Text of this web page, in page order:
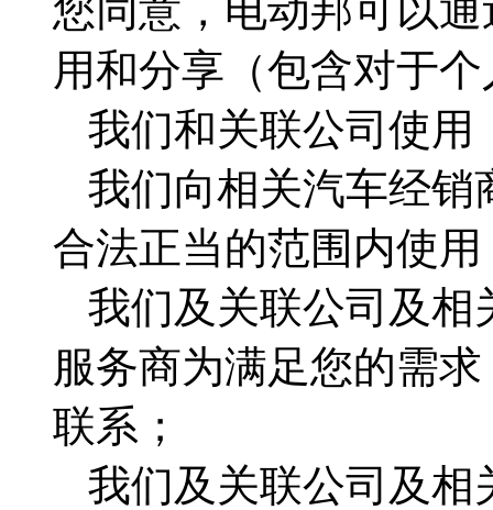
您同意，电动邦可以
用和分享（包含对于
我们和关联公司使用
我们向相关汽车经销
合法正当的范围内使用
我们及关联公司及相
服务商为满足您的需
联系；
我们及关联公司及相